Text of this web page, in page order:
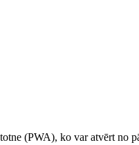
(PWA), ko var atvērt no